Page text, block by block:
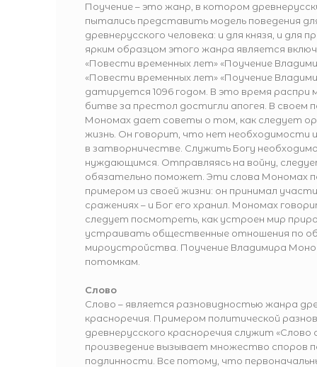
Поучение – это жанр, в котором
пытались представить модель поведения
древнерусского человека: и для князя, и для
ярким образцом этого жанра является
«Повести временных лет» «Поучение
«Повести временных лет» «Поучение
датируется 1096 годом. В это время распри
битве за престол достигли апогея. В своем
Мономах дает советы о том, как следует
жизнь. Он говорит, что нет необходимости
в затворничестве. Служить Богу
нуждающимся. Отправляясь на войну,
обязательно поможет. Эти слова Мономах
примером из своей жизни: он принимал
сражениях – и Бог его хранил. Мономах
следует посмотреть, как устроен мир
устраивать общественные отношения по
мироустройства. Поучение Владимира
потомкам.
Слово
Слово – является разновидностью жанра
красноречия. Примером политической
древнерусского красноречия служит «Слово
произведение вызывает множество споров
подлинности. Все потому, что